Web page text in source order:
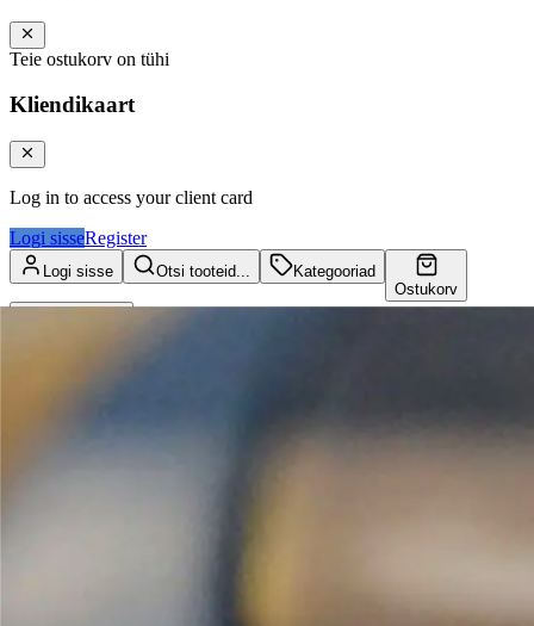
Teie ostukorv on tühi
Kliendikaart
Log in to access your client card
Logi sisseRegister
Logi sisse Otsi tooteid...
Kategooriad
Ostukorv